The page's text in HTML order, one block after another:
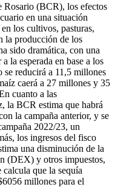
Rosario (BCR), los efectos
en una situación
los cultivos, pasturas,
la producción de los
sido dramática, con una
la esperada en base a los
reducirá a 11,5 millones
caerá a 27 millones y 35
cuanto a las
la BCR estima que habrá
la campaña anterior, y se
2022/23, un
los ingresos del fisco
una disminución de la
(DEX) y otros impuestos,
que la sequía
millones para el